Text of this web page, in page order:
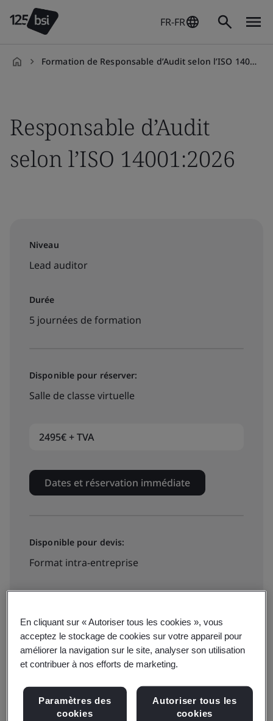
FR-FR
Formation de Responsable d’Audit selon l’ISO 14001:2026
Responsable d’Audit
selon l’ISO 14001:2026
Niveau
Lead auditor
Durée
5 journées de formation
Disponible pour réserver:
Salle de classe virtuelle
2495€ + TVA
Dates et réservation immédiate
Disponible pour devis:
Format intra-entreprise
Développez la confiance et l’expertise nécessaires
Environnemental (EMS) à fort impact selon ISO
14001:2026.
En cliquant sur « Autoriser tous les cookies », vous
acceptez le stockage de cookies sur votre appareil pour
améliorer la navigation sur le site, analyser son utilisation
et contribuer à nos efforts de marketing.
Paramètres des
cookies
Autoriser tous les
cookies